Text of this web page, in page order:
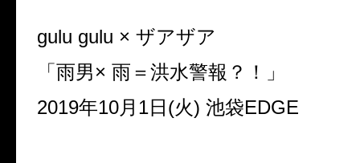
gulu gulu × ザアザア
「雨男× 雨＝洪水警報？！」
2019年10月 1日 (火) 池袋EDGE